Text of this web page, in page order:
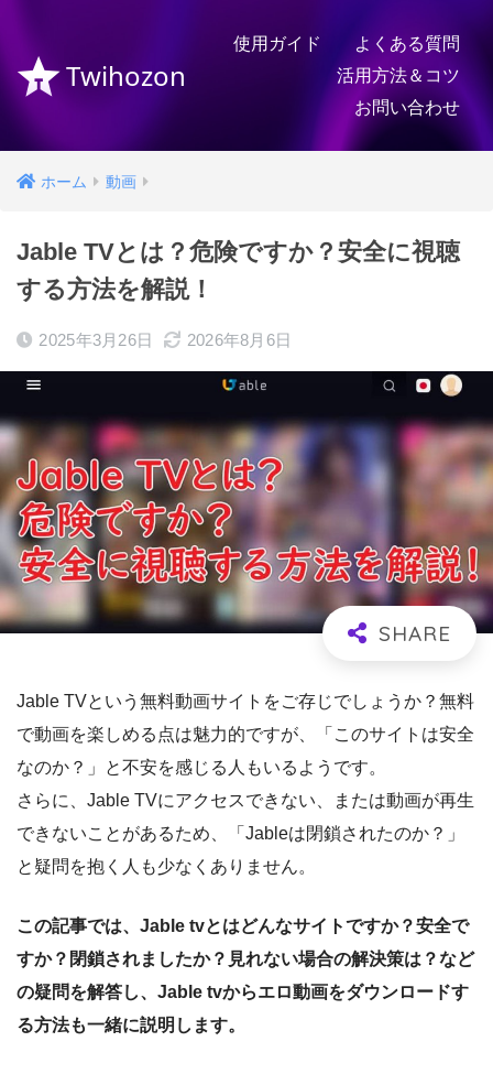
Twihozon
使用ガイド
よくある質問
活用方法＆コツ
お問い合わせ
ホーム 動画
Jable TVとは？危険ですか？安全に視聴
する方法を解説！
2025年3月26日 2026年8月6日
Jable TVという無料動画サイトをご存じでしょうか？無料
で動画を楽しめる点は魅力的ですが、「このサイトは安全
なのか？」と不安を感じる人もいるようです。
さらに、Jable TVにアクセスできない、または動画が再生
できないことがあるため、「Jableは閉鎖されたのか？」
と疑問を抱く人も少なくありません。
この記事では、Jable tvとはどんなサイトですか？安全で
すか？閉鎖されましたか？見れない場合の解決策は？など
の疑問を解答し、Jable tvからエロ動画をダウンロードす
る方法も一緒に説明します。